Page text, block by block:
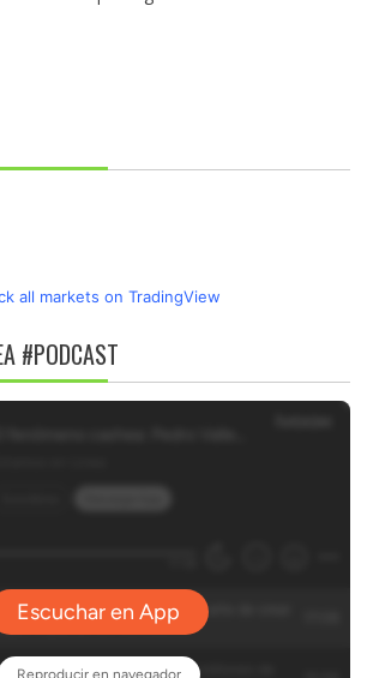
all markets on TradingView
#PODCAST